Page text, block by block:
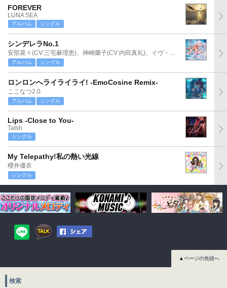
FOREVER
LUNA SEA
アルバム シングル
シンデレラNo.1
安部菜々(CV:三宅麻理恵)、神崎蘭子(CV:内田真礼)、イヴ・サンタクロース(CV:松永あかね)
アルバム シングル
ロンロンへライライライ! -EmoCosine Remix-
ここなつ2.0
アルバム シングル
Lips -Close to You-
Tatsh
シングル
My Telepathy!私の熱い光線
櫻井優衣
シングル
▲ページの先頭へ
検索